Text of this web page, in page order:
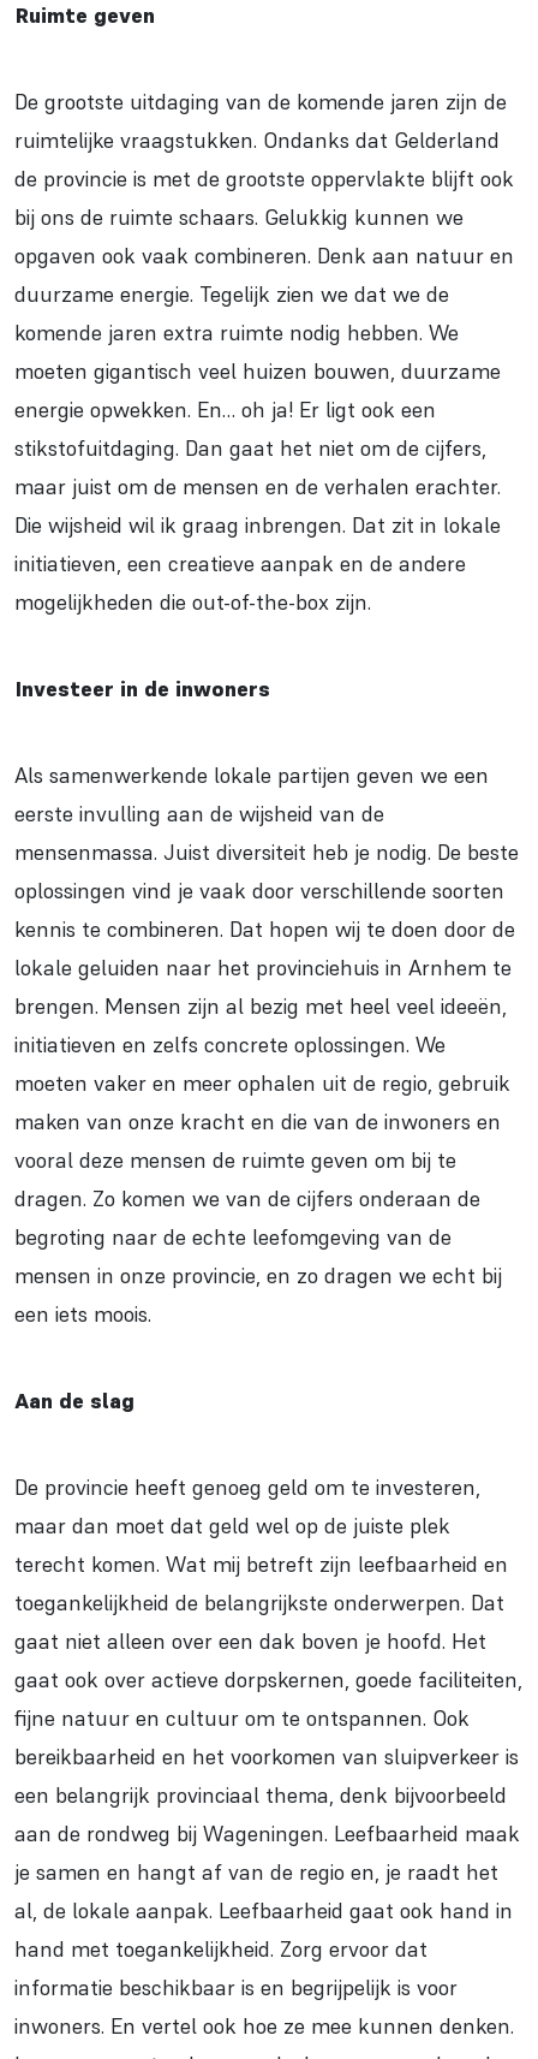
Ruimte geven
De grootste uitdaging van de komende jaren zijn de
ruimtelijke vraagstukken. Ondanks dat Gelderland
de provincie is met de grootste oppervlakte blijft ook
bij ons de ruimte schaars. Gelukkig kunnen we
opgaven ook vaak combineren. Denk aan natuur en
duurzame energie. Tegelijk zien we dat we de
komende jaren extra ruimte nodig hebben. We
moeten gigantisch veel huizen bouwen, duurzame
energie opwekken. En… oh ja! Er ligt ook een
stikstofuitdaging. Dan gaat het niet om de cijfers,
maar juist om de mensen en de verhalen erachter.
Die wijsheid wil ik graag inbrengen. Dat zit in lokale
initiatieven, een creatieve aanpak en de andere
mogelijkheden die out-of-the-box zijn.
Investeer in de inwoners
Als samenwerkende lokale partijen geven we een
eerste invulling aan de wijsheid van de
mensenmassa. Juist diversiteit heb je nodig. De beste
oplossingen vind je vaak door verschillende soorten
kennis te combineren. Dat hopen wij te doen door de
lokale geluiden naar het provinciehuis in Arnhem te
brengen. Mensen zijn al bezig met heel veel ideeën,
initiatieven en zelfs concrete oplossingen. We
moeten vaker en meer ophalen uit de regio, gebruik
maken van onze kracht en die van de inwoners en
vooral deze mensen de ruimte geven om bij te
dragen. Zo komen we van de cijfers onderaan de
begroting naar de echte leefomgeving van de
mensen in onze provincie, en zo dragen we echt bij
een iets moois.
Aan de slag
De provincie heeft genoeg geld om te investeren,
maar dan moet dat geld wel op de juiste plek
terecht komen. Wat mij betreft zijn leefbaarheid en
toegankelijkheid de belangrijkste onderwerpen. Dat
gaat niet alleen over een dak boven je hoofd. Het
gaat ook over actieve dorpskernen, goede faciliteiten,
fijne natuur en cultuur om te ontspannen. Ook
bereikbaarheid en het voorkomen van sluipverkeer is
een belangrijk provinciaal thema, denk bijvoorbeeld
aan de rondweg bij Wageningen. Leefbaarheid maak
je samen en hangt af van de regio en, je raadt het
al, de lokale aanpak. Leefbaarheid gaat ook hand in
hand met toegankelijkheid. Zorg ervoor dat
informatie beschikbaar is en begrijpelijk is voor
inwoners. En vertel ook hoe ze mee kunnen denken.